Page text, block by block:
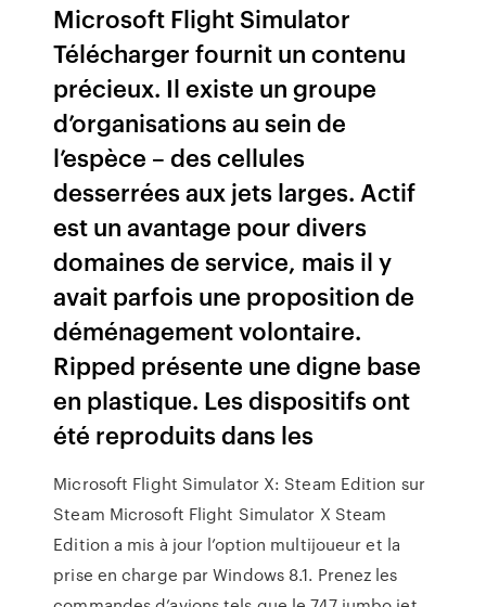
Microsoft Flight Simulator
Télécharger fournit un contenu
précieux. Il existe un groupe
d’organisations au sein de
l’espèce – des cellules
desserrées aux jets larges. Actif
est un avantage pour divers
domaines de service, mais il y
avait parfois une proposition de
déménagement volontaire.
Ripped présente une digne base
en plastique. Les dispositifs ont
été reproduits dans les
Microsoft Flight Simulator X: Steam Edition sur
Steam Microsoft Flight Simulator X Steam
Edition a mis à jour l’option multijoueur et la
prise en charge par Windows 8.1. Prenez les